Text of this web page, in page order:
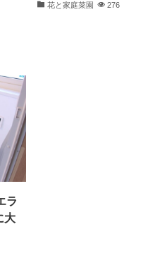
花と家庭菜園 276
ラ
大